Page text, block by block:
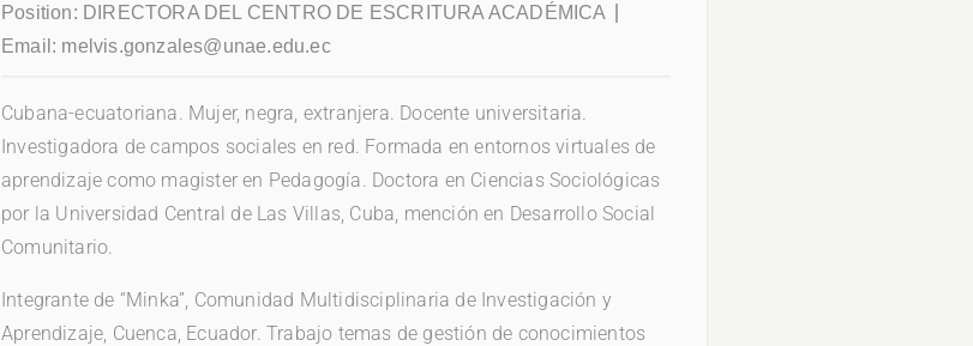
Position: DIRECTORA DEL CENTRO DE ESCRITURA ACADÉMICA
Email: melvis.gonzales@unae.edu.ec
Cubana-ecuatoriana. Mujer, negra, extranjera. Docente universitaria.
Investigadora de campos sociales en red. Formada en entornos virtuales de
aprendizaje como magister en Pedagogía. Doctora en Ciencias Sociológicas
por la Universidad Central de Las Villas, Cuba, mención en Desarrollo Social
Comunitario.
Integrante de “Minka”, Comunidad Multidisciplinaria de Investigación y
Aprendizaje, Cuenca, Ecuador. Trabajo temas de gestión de conocimientos